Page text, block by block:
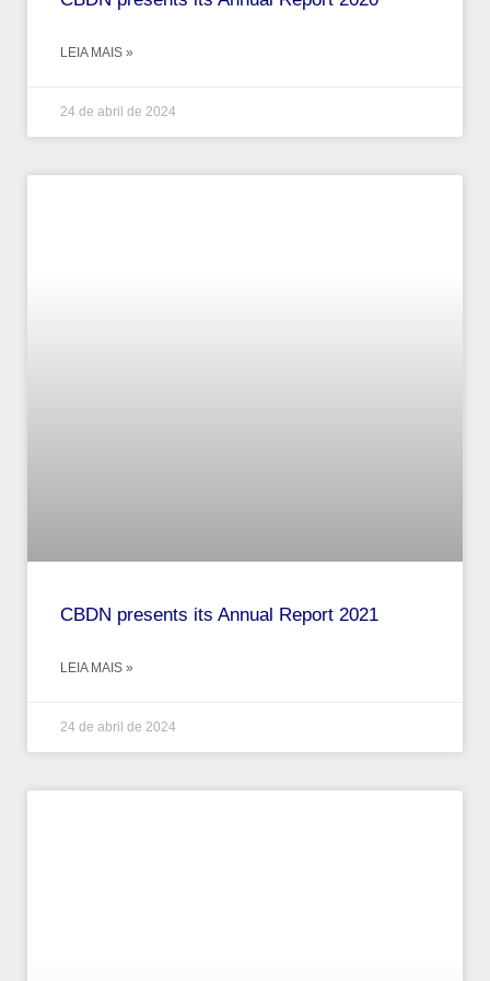
LEIA MAIS »
24 de abril de 2024
CBDN presents its Annual Report 2021
LEIA MAIS »
24 de abril de 2024